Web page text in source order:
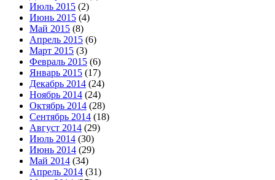
Июль 2015 (2)
Июнь 2015 (4)
Май 2015 (8)
Апрель 2015 (6)
Март 2015 (3)
Февраль 2015 (6)
Январь 2015 (17)
Декабрь 2014 (24)
Ноябрь 2014 (24)
Октябрь 2014 (28)
Сентябрь 2014 (18)
Август 2014 (29)
Июль 2014 (30)
Июнь 2014 (29)
Май 2014 (34)
Апрель 2014 (31)